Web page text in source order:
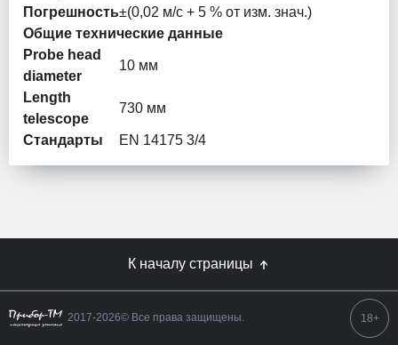
Погрешность±(0,02 м/с + 5 % от изм. знач.)
Общие технические данные
Probe head
diameter
10 мм
Length
telescope
730 мм
Стандарты EN 14175 3/4
К началу страницы
2017-2026© Все права защищены. 18+